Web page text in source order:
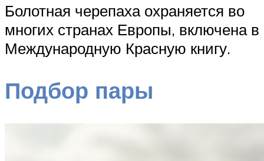
Болотная черепаха охраняется во
многих странах Европы, включена в
Международную Красную книгу.
Подбор пары